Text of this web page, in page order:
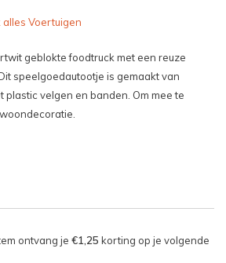
alles Voertuigen
geblokte foodtruck met een reuze
speelgoedautootje is gemaakt van
plastic velgen en banden. Om mee te
ontvang je €1,25 korting op je volgende